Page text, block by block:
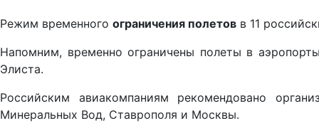
Режим временного ограничения полетов в 11
Напомним, временно ограничены полеты в
Элиста.
Российским авиакомпаниям рекомендовано
Минеральных Вод, Ставрополя и Москвы.